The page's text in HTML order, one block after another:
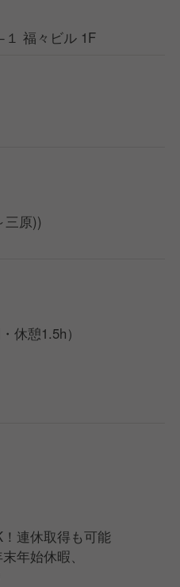
１ 福々ビル 1F
三原))
休憩1.5h）
連休取得も可能
年始休暇、